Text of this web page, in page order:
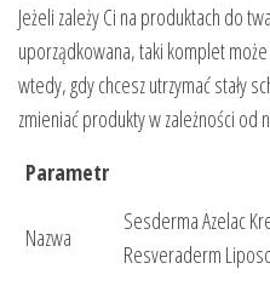
Jeżeli zależy Ci na produktach do
uporządkowana, taki komplet
wtedy, gdy chcesz utrzymać stały
zmieniać produkty w zależności od
Parametr
Nazwa
Sesderma Azelac
Resveraderm